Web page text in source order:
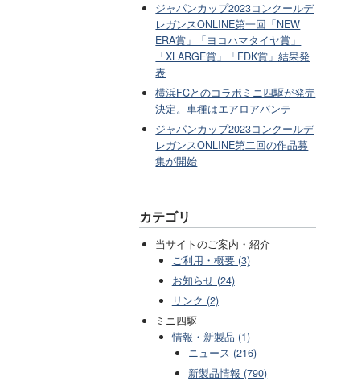
ジャパンカップ2023コンクールデ
レガンスONLINE第一回「NEW
ERA賞」「ヨコハマタイヤ賞」
「XLARGE賞」「FDK賞」結果発
表
横浜FCとのコラボミニ四駆が発売
決定。車種はエアロアバンテ
ジャパンカップ2023コンクールデ
レガンスONLINE第二回の作品募
集が開始
カテゴリ
当サイトのご案内・紹介
ご利用・概要 (3)
お知らせ (24)
リンク (2)
ミニ四駆
情報・新製品 (1)
ニュース (216)
新製品情報 (790)